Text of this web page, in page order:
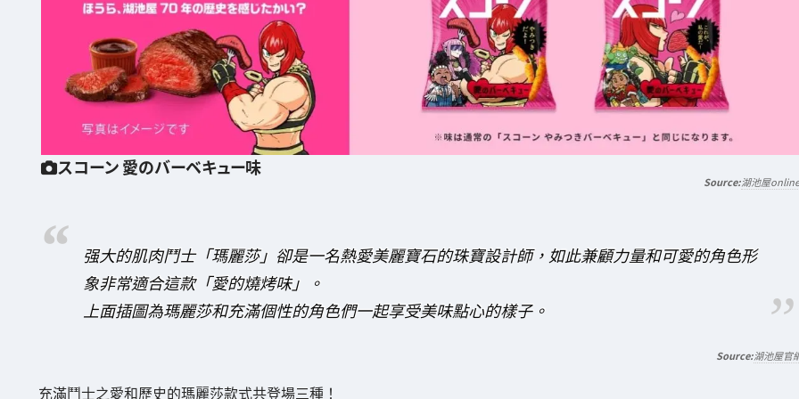
スコーン 愛のバーベキュー味
湖池屋online
强大的肌肉鬥士「瑪麗莎」卻是一名熱愛美麗寶石的珠寶設計師，如此兼顧力量和可愛的角色形
象非常適合這款「愛的燒烤味」。
上面插圖為瑪麗莎和充滿個性的角色們一起享受美味點心的樣子。
湖池屋官
充滿鬥士之愛和歷史的瑪麗莎款式共登場三種！